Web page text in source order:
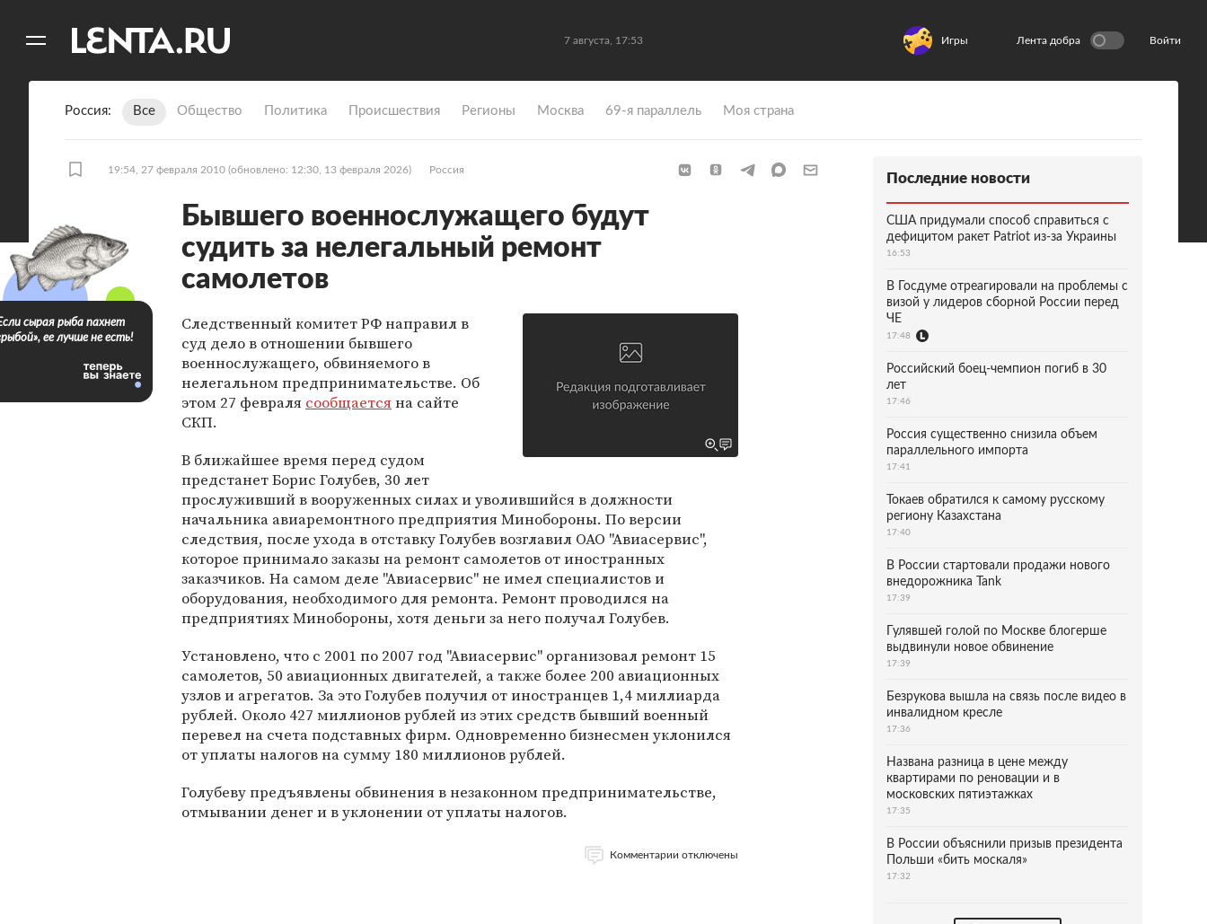
7 августа, 17:53 Игры Лента добра Войти
Россия Все Общество Политика Происшествия Регионы Москва 69-я параллель Моя страна
19:54, 27 февраля 2010 (обновлено: 12:30, 13 февраля 2026) Россия
Бывшего военнослужащего будут
судить за нелегальный ремонт
самолетов
Следственный комитет РФ направил в
суд дело в отношении бывшего
военнослужащего, обвиняемого в
нелегальном предпринимательстве. Об
этом 27 февраля сообщаетсяна сайте
СКП.
В ближайшее время перед судом
предстанет Борис Голубев, 30 лет
прослуживший в вооруженных силах и уволившийся в должности
начальника авиаремонтного предприятия Минобороны. По версии
следствия, после ухода в отставку Голубев возглавил ОАО "Авиасервис",
которое принимало заказы на ремонт самолетов от иностранных
заказчиков. На самом деле "Авиасервис" не имел специалистов и
оборудования, необходимого для ремонта. Ремонт проводился на
предприятиях Минобороны, хотя деньги за него получал Голубев.
Установлено, что с 2001 по 2007 год "Авиасервис" организовал ремонт 15
самолетов, 50 авиационных двигателей, а также более 200 авиационных
узлов и агрегатов. За это Голубев получил от иностранцев 1,4 миллиарда
рублей. Около 427 миллионов рублей из этих средств бывший военный
перевел на счета подставных фирм. Одновременно бизнесмен уклонился
от уплаты налогов на сумму 180 миллионов рублей.
Голубеву предъявлены обвинения в незаконном предпринимательстве,
отмывании денег и в уклонении от уплаты налогов.
Комментарии отключены
сырая рыба пахнет
ее лучше не есть!
Последние новости
США придумали способ справиться с
дефицитом ракет Patriot из-за Украины
16:53
В Госдуме отреагировали на проблемы с
визой у лидеров сборной России перед
ЧЕ
17:48
Российский боец-чемпион погиб в 30
лет
17:46
Россия существенно снизила объем
параллельного импорта
17:41
Токаев обратился к самому русскому
региону Казахстана
17:40
В России стартовали продажи нового
внедорожника Tank
17:39
Гулявшей голой по Москве блогерше
выдвинули новое обвинение
17:39
Безрукова вышла на связь после видео в
инвалидном кресле
17:36
Названа разница в цене между
квартирами по реновации и в
московских пятиэтажках
17:35
В России объяснили призыв президента
Польши «бить москаля»
17:32